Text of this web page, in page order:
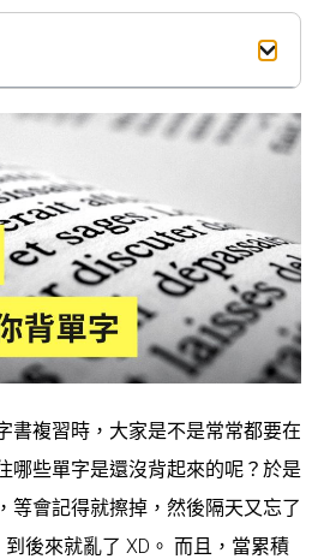
書複習時，大家是不是常常都要在
哪些單字是還沒背起來的呢？於是
等會記得就擦掉，然後隔天又忘了
後來就亂了 XD。 而且，當累積